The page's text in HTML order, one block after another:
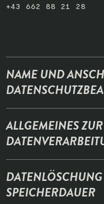
+43 662 88 21 28
NAME UND
ALLGEMEINES ZUR
SPEICHERDAUER